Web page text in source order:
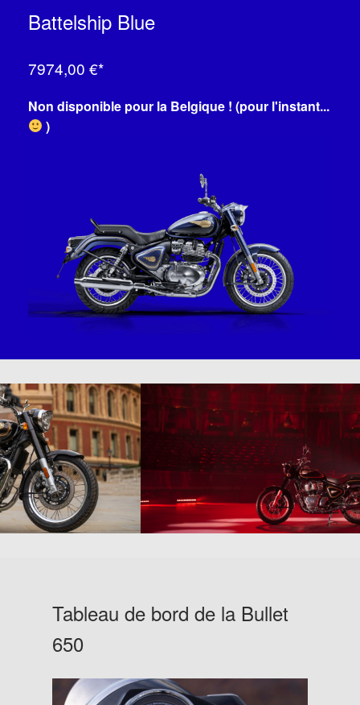
Battelship Blue
7974,00 €*
Non disponible pour la Belgique ! (pour l'instant...
)
Tableau de bord de la Bullet
650